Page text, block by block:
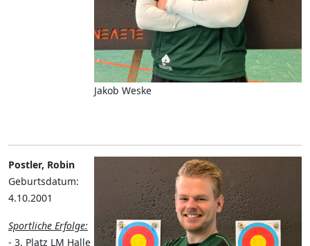
Jakob Weske
Postler, Robin
Geburtsdatum:
4.10.2001
Sportliche Erfolge:
- 3. Platz LM Halle